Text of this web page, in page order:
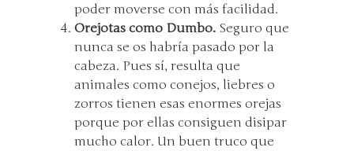
poder moverse con más facilidad.
Orejotas como Dumbo. Seguro que
nunca se os habría pasado por la
cabeza. Pues sí, resulta que
animales como conejos, liebres o
zorros tienen esas enormes orejas
porque por ellas consiguen disipar
mucho calor. Un buen truco que